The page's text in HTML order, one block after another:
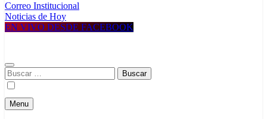
MUNICIPALIDAD DISTRITAL DE UCHUMAYO
Construyendo una nueva Historia
Correo Institucional
Noticias de Hoy
EN VIVO DESDE FACEBOOK
Buscar:
Menu